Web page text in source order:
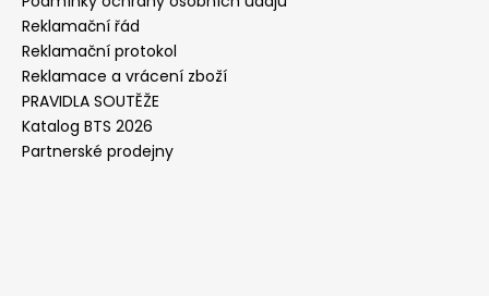
Reklamační řád
Reklamační protokol
Reklamace a vrácení zboží
PRAVIDLA SOUTĚŽE
Katalog BTS 2026
Partnerské prodejny